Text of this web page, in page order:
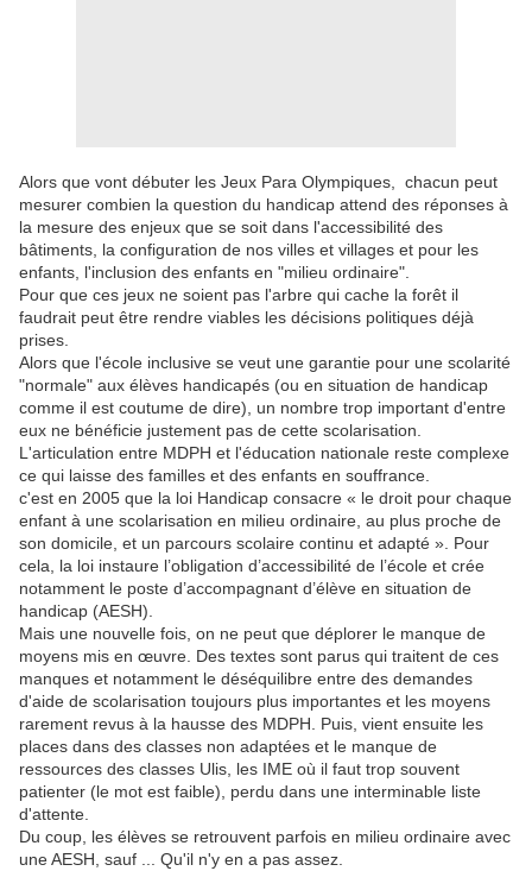
Alors que vont débuter les Jeux Para Olympiques, chacun peut
mesurer combien la question du handicap attend des réponses à
la mesure des enjeux que se soit dans l'accessibilité des
bâtiments, la configuration de nos villes et villages et pour les
enfants, l'inclusion des enfants en "milieu ordinaire".
Pour que ces jeux ne soient pas l'arbre qui cache la forêt il
faudrait peut être rendre viables les décisions politiques déjà
prises.
Alors que l'école inclusive se veut une garantie pour une scolarité
"normale" aux élèves handicapés (ou en situation de handicap
comme il est coutume de dire), un nombre trop important d'entre
eux ne bénéficie justement pas de cette scolarisation.
L'articulation entre MDPH et l'éducation nationale reste complexe
ce qui laisse des familles et des enfants en souffrance.
c'est en 2005 que la loi Handicap consacre « le droit pour chaque
enfant à une scolarisation en milieu ordinaire, au plus proche de
son domicile, et un parcours scolaire continu et adapté ». Pour
cela, la loi instaure l’obligation d’accessibilité de l’école et crée
notamment le poste d’accompagnant d’élève en situation de
handicap (AESH).
Mais une nouvelle fois, on ne peut que déplorer le manque de
moyens mis en œuvre. Des textes sont parus qui traitent de ces
manques et notamment le déséquilibre entre des demandes
d'aide de scolarisation toujours plus importantes et les moyens
rarement revus à la hausse des MDPH. Puis, vient ensuite les
places dans des classes non adaptées et le manque de
ressources des classes Ulis, les IME où il faut trop souvent
patienter (le mot est faible), perdu dans une interminable liste
d'attente.
Du coup, les élèves se retrouvent parfois en milieu ordinaire avec
une AESH, sauf ... Qu'il n'y en a pas assez.